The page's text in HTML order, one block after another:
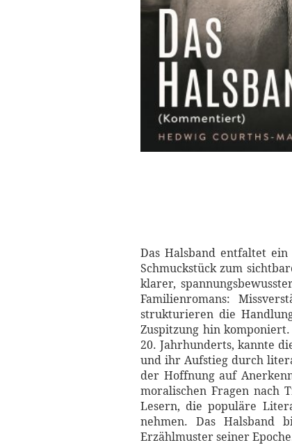
Das Halsband entfaltet
Schmuckstück zum
klarer,
Familienromans:
strukturieren die
Zuspitzung hin
20. Jahrhunderts, kannte
und ihr Aufstieg durch
der Hoffnung auf
moralischen Fragen nach
Lesern, die populäre
nehmen. Das Halsband
Erzählmuster seiner